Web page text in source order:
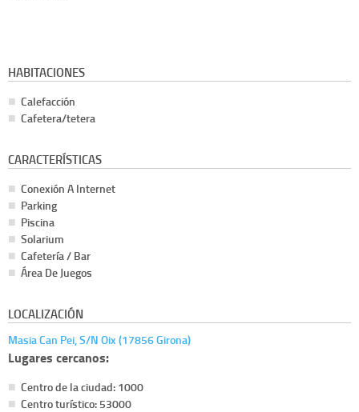
HABITACIONES
Calefacción
Cafetera/tetera
CARACTERÍSTICAS
Conexión A Internet
Parking
Piscina
Solarium
Cafetería / Bar
Área De Juegos
LOCALIZACIÓN
Masia Can Pei, S/N Oix (17856 Girona)
Lugares cercanos:
Centro de la ciudad: 1000
Centro turístico: 53000